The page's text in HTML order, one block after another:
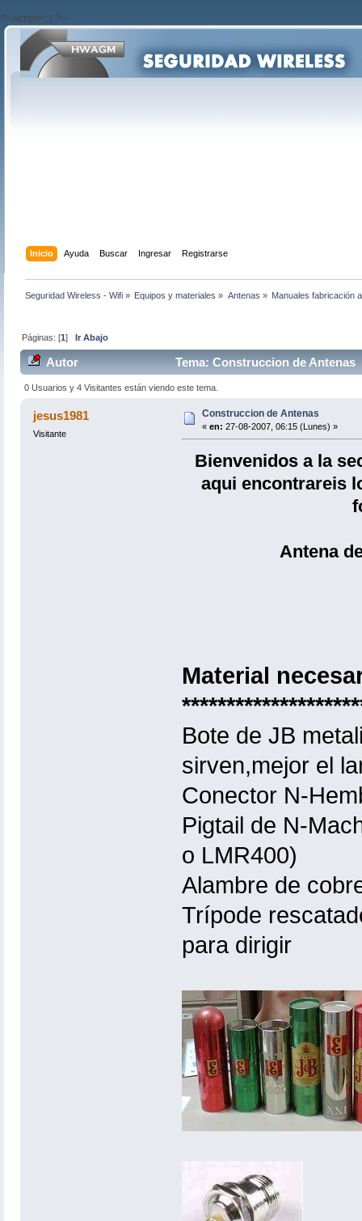
?>/script>'; } ?>
Inicio Ayuda Buscar Ingresar Registrarse
Seguridad Wireless - Wifi » Equipos y materiales » Antenas » Manuales fabricación
Páginas: [1]Ir Abajo
Autor Tema: Construccion de Antenas
0 Usuarios y 4 Visitantes están viendo este tema.
jesus1981
Visitante
Construccion de Antenas
« en: 27-08-2007, 06:15 (Lunes) »
Bienvenidos a la
aqui encontrareis
Antena
Material
Bote de JB
sirven,mejor el
Conector N-
Pigtail de N-
o LMR400)
Alambre de
Trípode
para dirigir